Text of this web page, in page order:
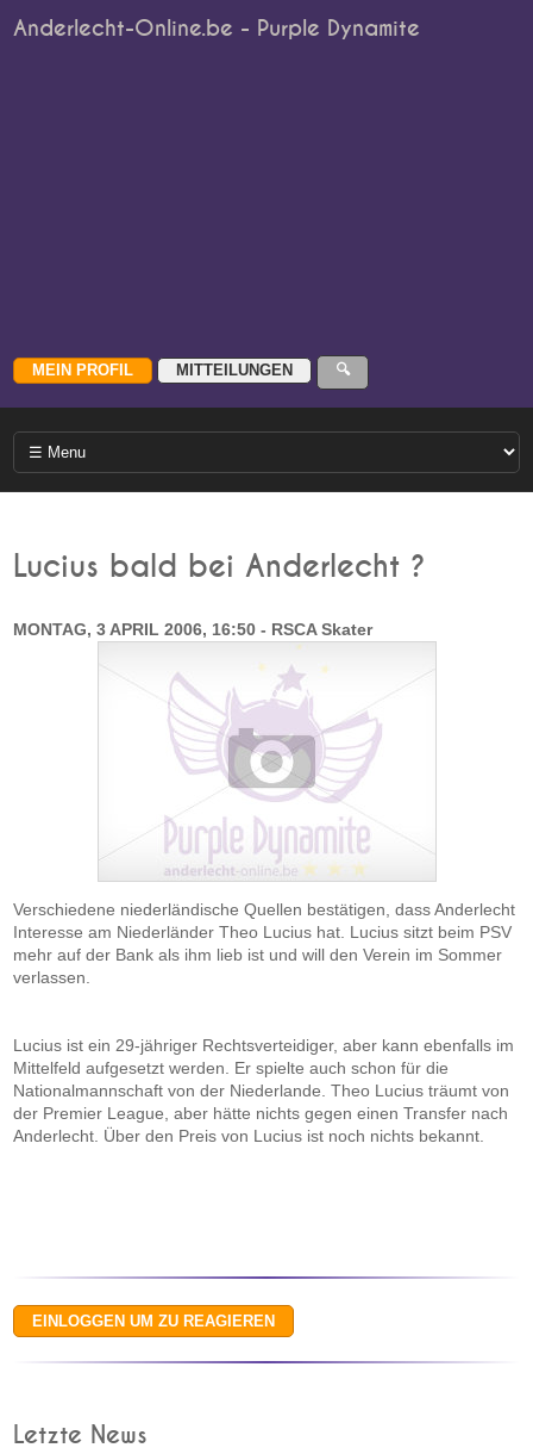
Anderlecht-Online.be - Purple Dynamite
Lucius bald bei Anderlecht ?
MONTAG, 3 APRIL 2006, 16:50 - RSCA Skater
Verschiedene niederländische Quellen bestätigen, dass Anderlecht
Interesse am Niederländer Theo Lucius hat. Lucius sitzt beim PSV
mehr auf der Bank als ihm lieb ist und will den Verein im Sommer
verlassen.
Lucius ist ein 29-jähriger Rechtsverteidiger, aber kann ebenfalls im
Mittelfeld aufgesetzt werden. Er spielte auch schon für die
Nationalmannschaft von der Niederlande. Theo Lucius träumt von
der Premier League, aber hätte nichts gegen einen Transfer nach
Anderlecht. Über den Preis von Lucius ist noch nichts bekannt.
Letzte News